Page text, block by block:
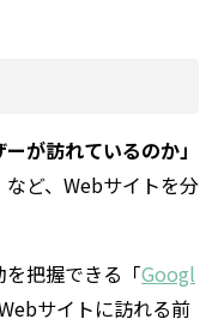
が訪れているのか」
など、Webサイトを分
把握できる「Googl
サイトに訪れる前